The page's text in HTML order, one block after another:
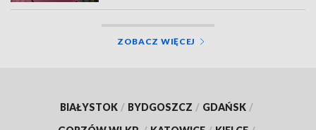
ZOBACZ WIĘCEJ
BIAŁYSTOK / BYDGOSZCZ / GDAŃSK /